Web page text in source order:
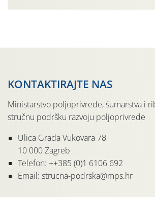
KONTAKTIRAJTE NAS
Ministarstvo poljoprivrede, šumarstva i
stručnu podršku razvoju poljoprivrede
Ulica Grada Vukovara 78
10 000 Zagreb
Telefon: ++385 (0)1 6106 692
Email: strucna-podrska@mps.hr